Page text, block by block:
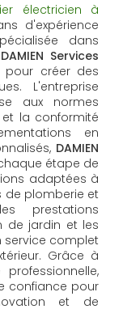
électricien à
d'expérience
dans
DAMIEN Services
pour créer des
L'entreprise
aux normes
la conformité
en
DAMIEN
étape de
adaptées à
de plomberie et
prestations
de jardin et les
service complet
Grâce à
confiance pour
et de